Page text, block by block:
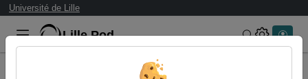
Université de Lille
Lille.Pod Rechercher